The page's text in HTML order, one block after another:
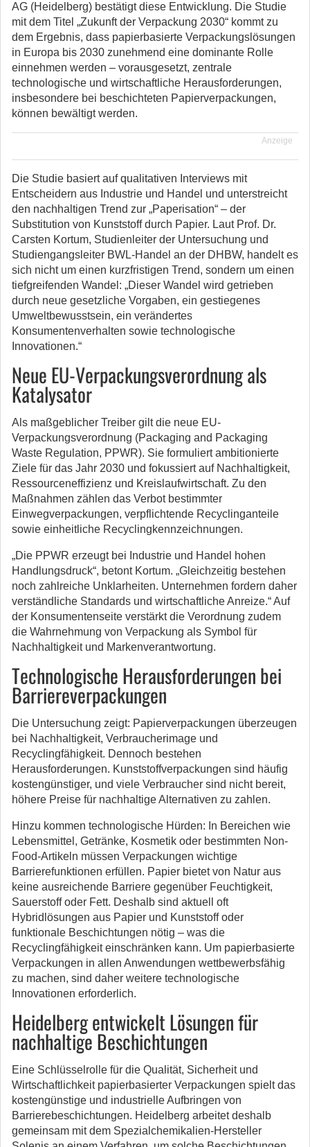
AG (Heidelberg) bestätigt diese Entwicklung. Die Studie
mit dem Titel „Zukunft der Verpackung 2030“ kommt zu
dem Ergebnis, dass papierbasierte Verpackungslösungen
in Europa bis 2030 zunehmend eine dominante Rolle
einnehmen werden – vorausgesetzt, zentrale
technologische und wirtschaftliche Herausforderungen,
insbesondere bei beschichteten Papierverpackungen,
können bewältigt werden.
Anzeige
Die Studie basiert auf qualitativen Interviews mit
Entscheidern aus Industrie und Handel und unterstreicht
den nachhaltigen Trend zur „Paperisation“ – der
Substitution von Kunststoff durch Papier. Laut Prof. Dr.
Carsten Kortum, Studienleiter der Untersuchung und
Studiengangsleiter BWL-Handel an der DHBW, handelt es
sich nicht um einen kurzfristigen Trend, sondern um einen
tiefgreifenden Wandel: „Dieser Wandel wird getrieben
durch neue gesetzliche Vorgaben, ein gestiegenes
Umweltbewusstsein, ein verändertes
Konsumentenverhalten sowie technologische
Innovationen.“
Neue EU-Verpackungsverordnung als
Katalysator
Als maßgeblicher Treiber gilt die neue EU-
Verpackungsverordnung (Packaging and Packaging
Waste Regulation, PPWR). Sie formuliert ambitionierte
Ziele für das Jahr 2030 und fokussiert auf Nachhaltigkeit,
Ressourceneffizienz und Kreislaufwirtschaft. Zu den
Maßnahmen zählen das Verbot bestimmter
Einwegverpackungen, verpflichtende Recyclinganteile
sowie einheitliche Recyclingkennzeichnungen.
„Die PPWR erzeugt bei Industrie und Handel hohen
Handlungsdruck“, betont Kortum. „Gleichzeitig bestehen
noch zahlreiche Unklarheiten. Unternehmen fordern daher
verständliche Standards und wirtschaftliche Anreize.“ Auf
der Konsumentenseite verstärkt die Verordnung zudem
die Wahrnehmung von Verpackung als Symbol für
Nachhaltigkeit und Markenverantwortung.
Technologische Herausforderungen bei
Barriereverpackungen
Die Untersuchung zeigt: Papierverpackungen überzeugen
bei Nachhaltigkeit, Verbraucherimage und
Recyclingfähigkeit. Dennoch bestehen
Herausforderungen. Kunststoffverpackungen sind häufig
kostengünstiger, und viele Verbraucher sind nicht bereit,
höhere Preise für nachhaltige Alternativen zu zahlen.
Hinzu kommen technologische Hürden: In Bereichen wie
Lebensmittel, Getränke, Kosmetik oder bestimmten Non-
Food-Artikeln müssen Verpackungen wichtige
Barrierefunktionen erfüllen. Papier bietet von Natur aus
keine ausreichende Barriere gegenüber Feuchtigkeit,
Sauerstoff oder Fett. Deshalb sind aktuell oft
Hybridlösungen aus Papier und Kunststoff oder
funktionale Beschichtungen nötig – was die
Recyclingfähigkeit einschränken kann. Um papierbasierte
Verpackungen in allen Anwendungen wettbewerbsfähig
zu machen, sind daher weitere technologische
Innovationen erforderlich.
Heidelberg entwickelt Lösungen für
nachhaltige Beschichtungen
Eine Schlüsselrolle für die Qualität, Sicherheit und
Wirtschaftlichkeit papierbasierter Verpackungen spielt das
kostengünstige und industrielle Aufbringen von
Barrierebeschichtungen. Heidelberg arbeitet deshalb
gemeinsam mit dem Spezialchemikalien-Hersteller